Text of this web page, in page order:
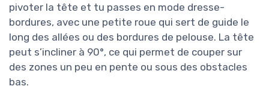
pivoter la tête et tu passes en mode dresse-
bordures, avec une petite roue qui sert de guide le
long des allées ou des bordures de pelouse. La tête
peut s’incliner à 90°, ce qui permet de couper sur
des zones un peu en pente ou sous des obstacles
bas.